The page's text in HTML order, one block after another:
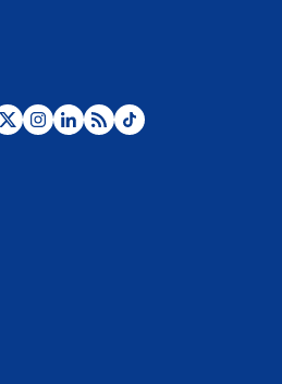
Las seis de las 6 con Juan Lozano |